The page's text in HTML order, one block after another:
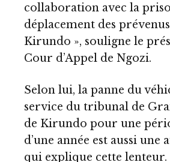
collaboration avec la
déplacement des
Kirundo », souligne le
Cour d’Appel de Ngozi.
Selon lui, la panne du
service du tribunal de
de Kirundo pour une
d’une année est aussi une
qui explique cette lenteur.